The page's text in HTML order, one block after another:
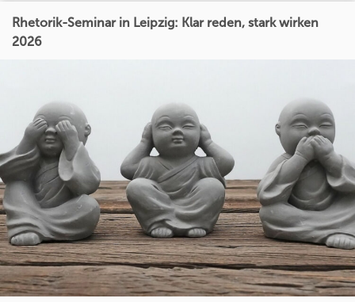
Rhetorik-Seminar in Leipzig: Klar reden, stark wirken
2026